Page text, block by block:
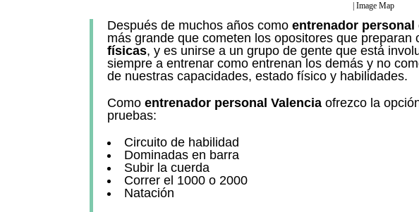
| Image Map
Después de muchos años como entrenador personal
más grande que cometen los opositores que preparan
físicas, y es unirse a un grupo de gente que está
siempre a entrenar como entrenan los demás y no
de nuestras capacidades, estado físico y habilidades.
Como entrenador personal Valencia ofrezco la
pruebas:
Circuito de habilidad
Dominadas en barra
Subir la cuerda
Correr el 1000 o 2000
Natación